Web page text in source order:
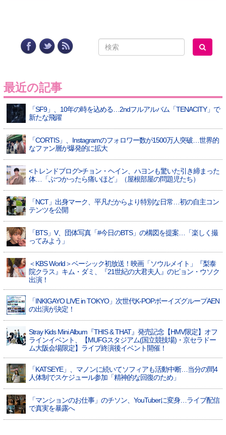
最近の記事
「SF9」、10年の時を込める…2ndフルアルバム「TENACITY」で
新たな飛躍
「CORTIS」、Instagramのフォロワー数が1500万人突破…世界的
なファン層が爆発的に拡大
<トレンドブログ>チョン・ヘイン、ハヨンも驚いた引き締まった
体…「ぶつかったら痛いほど」（屋根部屋の問題児たち）
「NCT」出身マーク、平凡だからより特別な日常…初の自主コン
テンツを公開
「BTS」V、団体写真「#今日のBTS」の構図を提案…「楽しく撮
ってみよう」
＜KBS World＞ベーシック初放送！映画「ソウルメイト」『梨泰
院クラス』キム・ダミ、『21世紀の大君夫人』のピョン・ウソク
出演！
「INKIGAYO LIVE in TOKYO」次世代K-POPボーイズグループAEN
の出演が決定！
Stray Kids Mini Album『THIS & THAT』発売記念【HMV限定】オフ
ラインイベント、【MUFGスタジアム(国立競技場)・京セラドー
ム大阪会場限定】ライブ終演後イベント開催！
「KATSEYE」、マノンに続いてソフィアも活動中断…当分の間4
人体制でスケジュール参加「精神的な回復のため」
「マンションのお仕事」のチソン、YouTuberに変身…ライブ配信
で真実を暴露へ